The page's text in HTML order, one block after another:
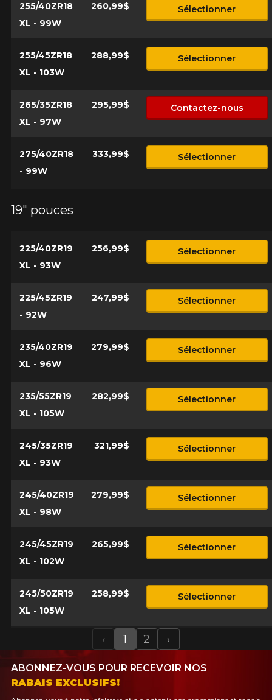
255/40ZR18
XL - 99W
260,99$ Sélectionner
255/45ZR18
XL - 103W
288,99$ Sélectionner
265/35ZR18
XL - 97W
295,99$ Contactez-nous
275/40ZR18
- 99W
333,99$ Sélectionner
19" pouces
225/40ZR19
XL - 93W
256,99$ Sélectionner
225/45ZR19
- 92W
247,99$ Sélectionner
235/40ZR19
XL - 96W
279,99$ Sélectionner
235/55ZR19
XL - 105W
282,99$ Sélectionner
245/35ZR19
XL - 93W
321,99$ Sélectionner
245/40ZR19
XL - 98W
279,99$ Sélectionner
245/45ZR19
XL - 102W
265,99$ Sélectionner
245/50ZR19
XL - 105W
258,99$ Sélectionner
Previous
‹ 1 2 Next
›
ABONNEZ-VOUS POUR RECEVOIR NOS
RABAIS EXCLUSIFS!